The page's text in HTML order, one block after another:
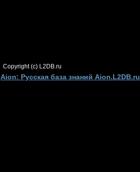
Copyright (c) L2DB.ru
Aion: Русская база знаний Aion.L2DB.ru